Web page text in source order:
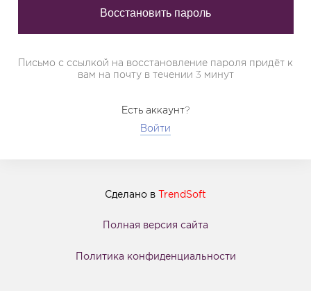
Письмо с ссылкой на восстановление пароля придёт к
вам на почту в течении 3 минут
Есть аккаунт?
Войти
Сделано в TrendSoft
Полная версия сайта
Политика конфиденциальности